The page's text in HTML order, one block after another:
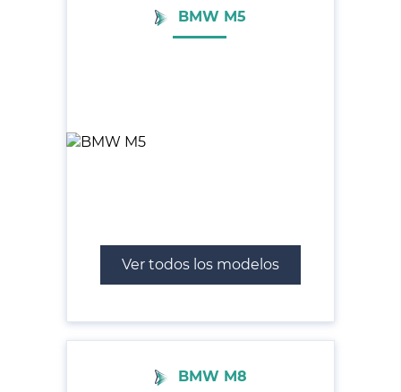
BMW M5
Ver todos los modelos
BMW M8